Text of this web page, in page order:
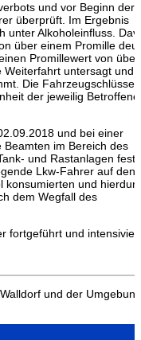
und vor Beginn der
überprüft. Im Ergebnis
unter Alkoholeinfluss.
über einem Promille
Promillewert von über
Weiterfahrt untersagt und
Die Fahrzeugschlüssel
der jeweilig
und bei einer
im Bereich des
und Rastanlagen fest,
Lkw-Fahrer auf den
konsumierten und
dem Wegfall des
fortgeführt und
und der Umgebung